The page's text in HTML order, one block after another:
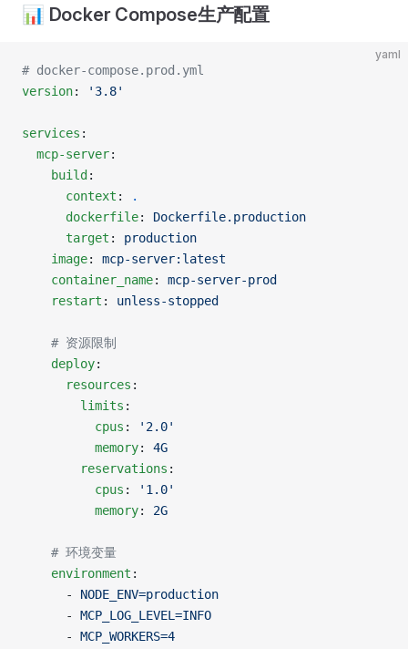
📊 Docker Compose生产配置
yaml
# docker-compose.prod.yml
version: '3.8'
services :
  mcp-server
:
    build
:
      context
:
.
      dockerfile
: Dockerfile.production
      target
: production
    image
: mcp-server:latest
    container_name
: mcp-server-prod
    restart
: unless-stopped
    # 资源限制
    deploy
:
      resources
:
        limits
:
          cpus
:
'2.0'
          memory
: 4G
        reservations
:
          cpus
:
'1.0'
          memory
: 2G
    # 环境变量
    environment
:
      -
NODE_ENV=production
      -
MCP_LOG_LEVEL=INFO
      -
MCP_WORKERS=4